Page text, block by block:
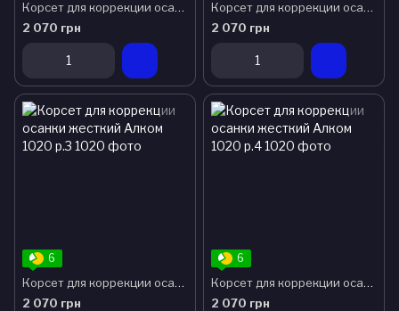
Корсет для коррекции осанки жесткий Алком 1020 р.1
2 070 грн
Корсет для коррекции осанки жесткий Алком 1020 р.2
2 070 грн
6
Корсет для коррекции осанки жесткий Алком 1020 р.3
2 070 грн
6
Корсет для коррекции осанки жесткий Алком 1020 р.4
2 070 грн